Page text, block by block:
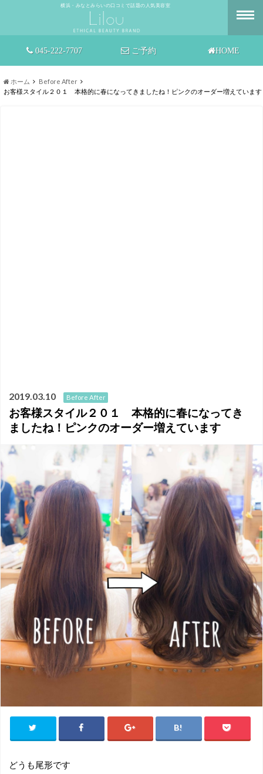
横浜・みなとみらいの口コミで話題の人気美容室
HOME
ご予約
045-222-7707
ホーム
Before After
お客様スタイル２０１ 本格的に春になってきましたね！ピンクのオーダー増えています
2019.03.10 Before After
お客様スタイル２０１ 本格的に春になってき
ましたね！ピンクのオーダー増えています
どうも尾形です